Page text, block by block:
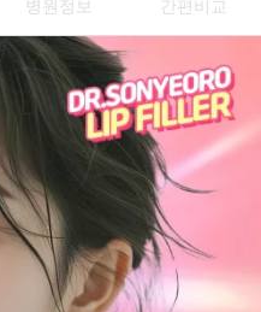
병원정보 간편비교